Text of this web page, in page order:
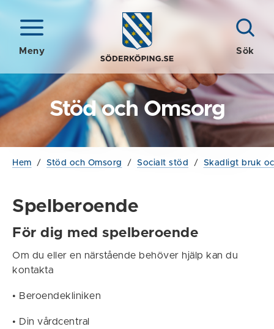
Meny Sök
Stöd och Omsorg
Hem / Stöd och Omsorg / Socialt stöd / Skadligt bruk
Spelberoende
För dig med spelberoende
Om du eller en närstående behöver hjälp kan du
kontakta
• Beroendekliniken
• Din vårdcentral